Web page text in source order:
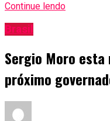
Continue lendo
Brasil
Sergio Moro
próximo